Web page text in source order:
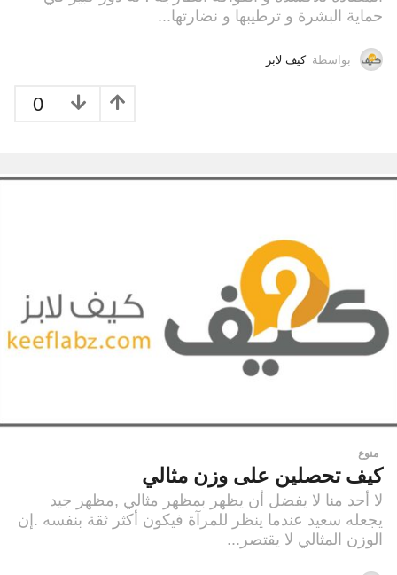
حماية البشرة و ترطيبها و نضارتها...
بواسطة كيف لابز
0
منوع
كيف تحصلين على وزن مثالي
لا أحد منا لا يفضل أن يظهر بمظهر مثالي ,مظهر جيد
يجعله سعيد عندما ينظر للمرآة فيكون أكثر ثقة بنفسه .إن
الوزن المثالي لا يقتصر...